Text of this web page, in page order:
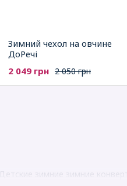
Детские зимние зимние
Зимний чехол на овчине
ДоРечі
2 050 грн
2 049 грн